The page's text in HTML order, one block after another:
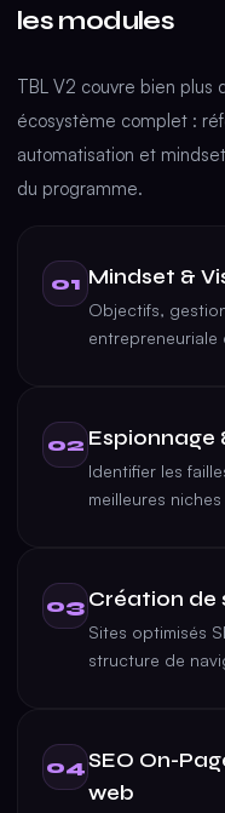
les modules
TBL V2 couvre bien plus
écosystème complet :
automatisation et
du programme.
01 Mindset &
Objectifs,
entrepreneuriale
02 Espionnage
Identifier les
meilleures
03 Création de
Sites optimisés
structure de
04SEO On-
web